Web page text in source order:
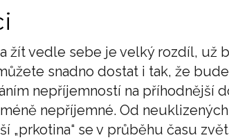
žít vedle sebe je velký rozdíl, už
snadno dostat i tak, že
nepříjemností na příhodnější
nepříjemné. Od
„prkotina“ se v průběhu času